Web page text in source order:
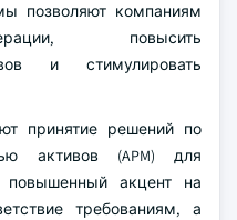
позволяют компаниям
повысить
и стимулировать
принятие решений по
активов (APM) для
повышенный акцент на
требованиям, а